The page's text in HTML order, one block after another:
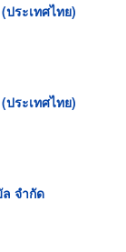
ระเทศไทย)
ระเทศไทย)
จำกัด